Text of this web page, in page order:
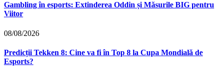
Gambling în esports: Extinderea Oddin și Măsurile BIG pentru
Viitor
08/08/2026
Predicții Tekken 8: Cine va fi în Top 8 la Cupa Mondială de
Esports?